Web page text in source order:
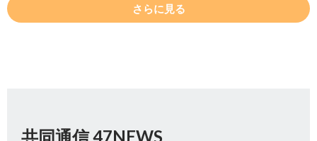
さらに見る
共同通信 47NEWS